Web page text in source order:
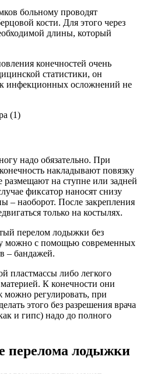
больному проводят
кости. Для этого через
длины, который
конечностей очень
статистики, он
инфекционных осложнений не
надо обязательно. При
накладывают повязку
на ступне или задней
фиксатор наносят снизу
– наоборот. После закрепления
только на костылях.
перелом лодыжки без
можно с помощью современных
– бандажей.
пластмассы либо легкого
К конечности они
можно регулировать, при
этого без разрешения врача
и гипс) надо до полного
перелома лодыжки